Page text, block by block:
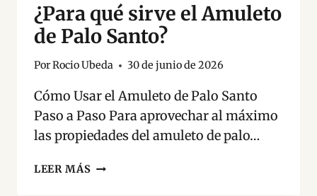
¿Para qué sirve el Amuleto
de Palo Santo?
PorRocio Ubeda 30 de junio de 2026
Cómo Usar el Amuleto de Palo Santo
Paso a Paso Para aprovechar al máximo
las propiedades del amuleto de palo…
LEER MÁS ¿PARA